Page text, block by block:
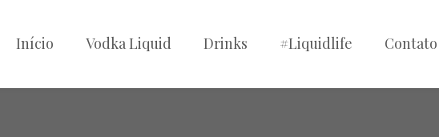
Início Vodka Liquid Drinks #Liquidlife Contato